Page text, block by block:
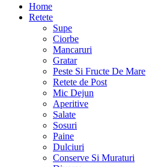
Home
Retete
Supe
Ciorbe
Mancaruri
Gratar
Peste Si Fructe De Mare
Retete de Post
Mic Dejun
Aperitive
Salate
Sosuri
Paine
Dulciuri
Conserve Si Muraturi